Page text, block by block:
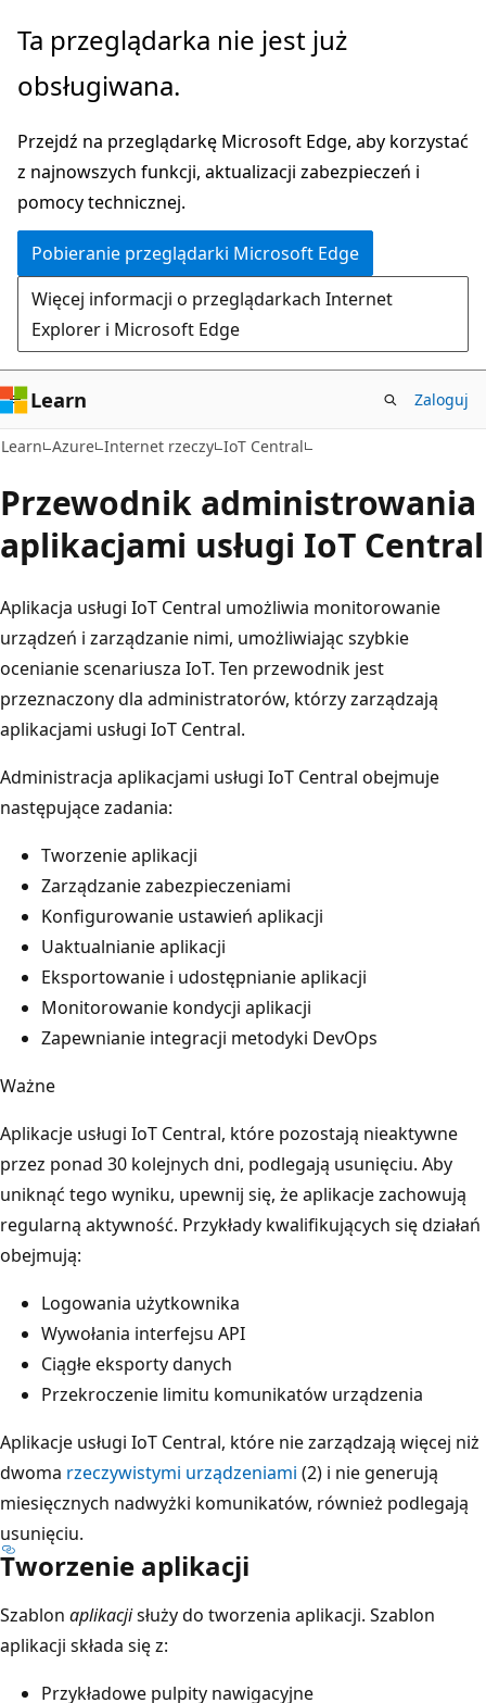
Przejdź
głównej
Ta przeglądarka nie jest już
obsługiwana.
Przejdź na przeglądarkę Microsoft Edge, aby korzystać
z najnowszych funkcji, aktualizacji zabezpieczeń i
pomocy technicznej.
Pobieranie przeglądarki Microsoft Edge
Więcej informacji o przeglądarkach Internet
Explorer i Microsoft Edge
Learn Zaloguj
Learn Azure Internet rzeczy IoT Central
Przewodnik administrowania
aplikacjami usługi IoT Central
Aplikacja usługi IoT Central umożliwia monitorowanie
urządzeń i zarządzanie nimi, umożliwiając szybkie
ocenianie scenariusza IoT. Ten przewodnik jest
przeznaczony dla administratorów, którzy zarządzają
aplikacjami usługi IoT Central.
Administracja aplikacjami usługi IoT Central obejmuje
następujące zadania:
Tworzenie aplikacji
Zarządzanie zabezpieczeniami
Konfigurowanie ustawień aplikacji
Uaktualnianie aplikacji
Eksportowanie i udostępnianie aplikacji
Monitorowanie kondycji aplikacji
Zapewnianie integracji metodyki DevOps
Ważne
Aplikacje usługi IoT Central, które pozostają nieaktywne
przez ponad 30 kolejnych dni, podlegają usunięciu. Aby
uniknąć tego wyniku, upewnij się, że aplikacje zachowują
regularną aktywność. Przykłady kwalifikujących się działań
obejmują:
Logowania użytkownika
Wywołania interfejsu API
Ciągłe eksporty danych
Przekroczenie limitu komunikatów urządzenia
Aplikacje usługi IoT Central, które nie zarządzają więcej niż
dwoma rzeczywistymi urządzeniami (2) i nie generują
miesięcznych nadwyżki komunikatów, również podlegają
usunięciu.
Tworzenie aplikacji
Szablon aplikacjisłuży do tworzenia aplikacji. Szablon
aplikacji składa się z:
Przykładowe pulpity nawigacyjne